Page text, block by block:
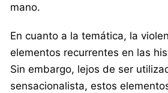
mano.
En cuanto a la temática, la
elementos recurrentes en las
Sin embargo, lejos de ser
sensacionalista, estos